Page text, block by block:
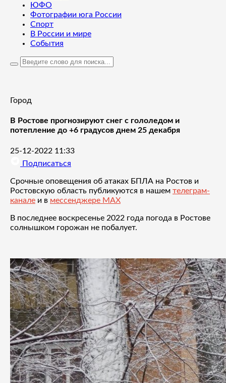
ЮФО
Фотографии юга России
Спорт
В России и мире
События
Город
В Ростове прогнозируют снег с гололедом и
потепление до +6 градусов днем 25 декабря
25-12-2022 11:33
Подписаться
Срочные оповещения об атаках БПЛА на Ростов и
Ростовскую область публикуются в нашем телеграм-
канале и в мессенджере MAX
В последнее воскресенье 2022 года погода в Ростове
солнышком горожан не побалует.